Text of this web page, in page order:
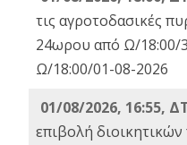
τις αγροτοδασικές
24ωρου από Ω/18:00/
Ω/18:00/01-08-2026
01/08/2026, 16:55,
επιβολή